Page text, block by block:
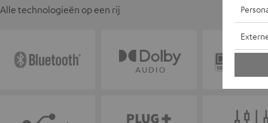
Alle technologieën op een rij